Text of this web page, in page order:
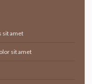
sit amet
sit amet